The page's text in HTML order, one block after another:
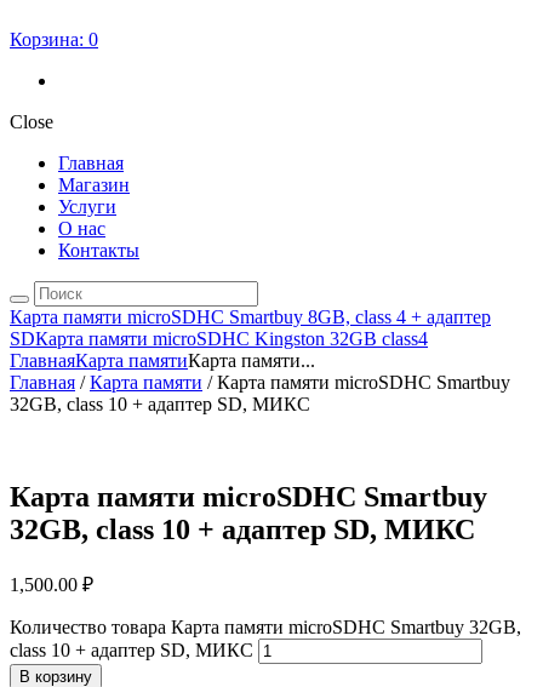
Корзина: 0
Close
Главная
Магазин
Услуги
О нас
Контакты
Карта памяти microSDHC Smartbuy 8GB, class 4 + адаптер
SDКарта памяти microSDHC Kingston 32GB class4
ГлавнаяКарта памятиКарта памяти...
Главная /Карта памяти / Карта памяти microSDHC Smartbuy
32GB, class 10 + адаптер SD, МИКС
Карта памяти microSDHC Smartbuy
32GB, class 10 + адаптер SD, МИКС
1,500.00 ₽
Количество товара Карта памяти microSDHC Smartbuy 32GB,
class 10 + адаптер SD, МИКС
В корзину